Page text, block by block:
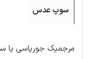
سوپ عدس
مرجمیک جورپاسی یا